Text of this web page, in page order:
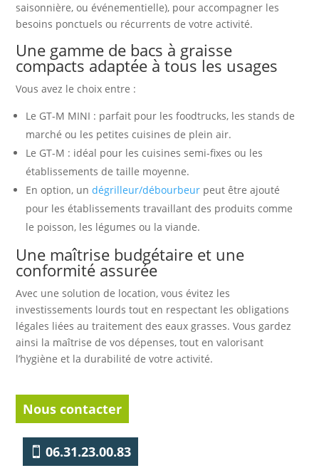
saisonnière, ou événementielle), pour accompagner les
besoins ponctuels ou récurrents de votre activité.
Une gamme de bacs à graisse
compacts adaptée à tous les usages
Vous avez le choix entre :
Le GT-M MINI : parfait pour les foodtrucks, les stands de
marché ou les petites cuisines de plein air.
Le GT-M : idéal pour les cuisines semi-fixes ou les
établissements de taille moyenne.
En option, undégrilleur/débourbeur peut être ajouté
pour les établissements travaillant des produits comme
le poisson, les légumes ou la viande.
Une maîtrise budgétaire et une
conformité assurée
Avec une solution de location, vous évitez les
investissements lourds tout en respectant les obligations
légales liées au traitement des eaux grasses. Vous gardez
ainsi la maîtrise de vos dépenses, tout en valorisant
l’hygiène et la durabilité de votre activité.
Nous contacter
06.31.23.00.83